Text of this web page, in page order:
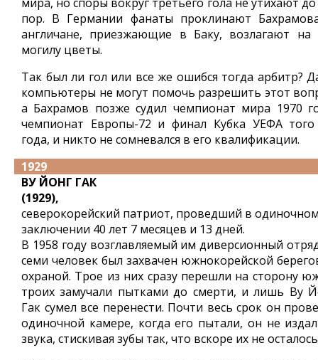
пор. В Германии фанаты проклинают
англичане, приезжающие в Баку, возлагают на
могилу цветы.
Так был ли гол или все же ошибся тогда арбитр?
компьютеры не могут помочь разрешить этот
а Бахрамов позже судил чемпионат мира 1970
чемпионат Европы-72 и финал Кубка УЕФА
года, и никто не сомневался в его квалификации.
1929
ВУ ЙОНГ ГАК
(1929),
северокорейский патриот, проведший в
заключении 40 лет 7 месяцев и 13 дней.
В 1958 году возглавляемый им диверсионный
семи человек был захвачен южнокорейской
охраной. Трое из них сразу перешли на сторону
троих замучали пытками до смерти, и лишь Ву
Гак сумел все перенести. Почти весь срок он
одиночной камере, когда его пытали, он не
звука, стискивая зубы так, что вскоре их не